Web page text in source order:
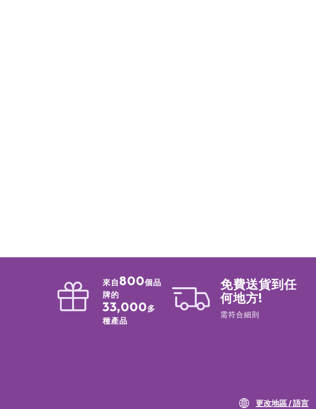
來自 800個品
牌的
33,000多
種產品
免費送貨到任
何地方!
需符合細則
更改地區 / 語言